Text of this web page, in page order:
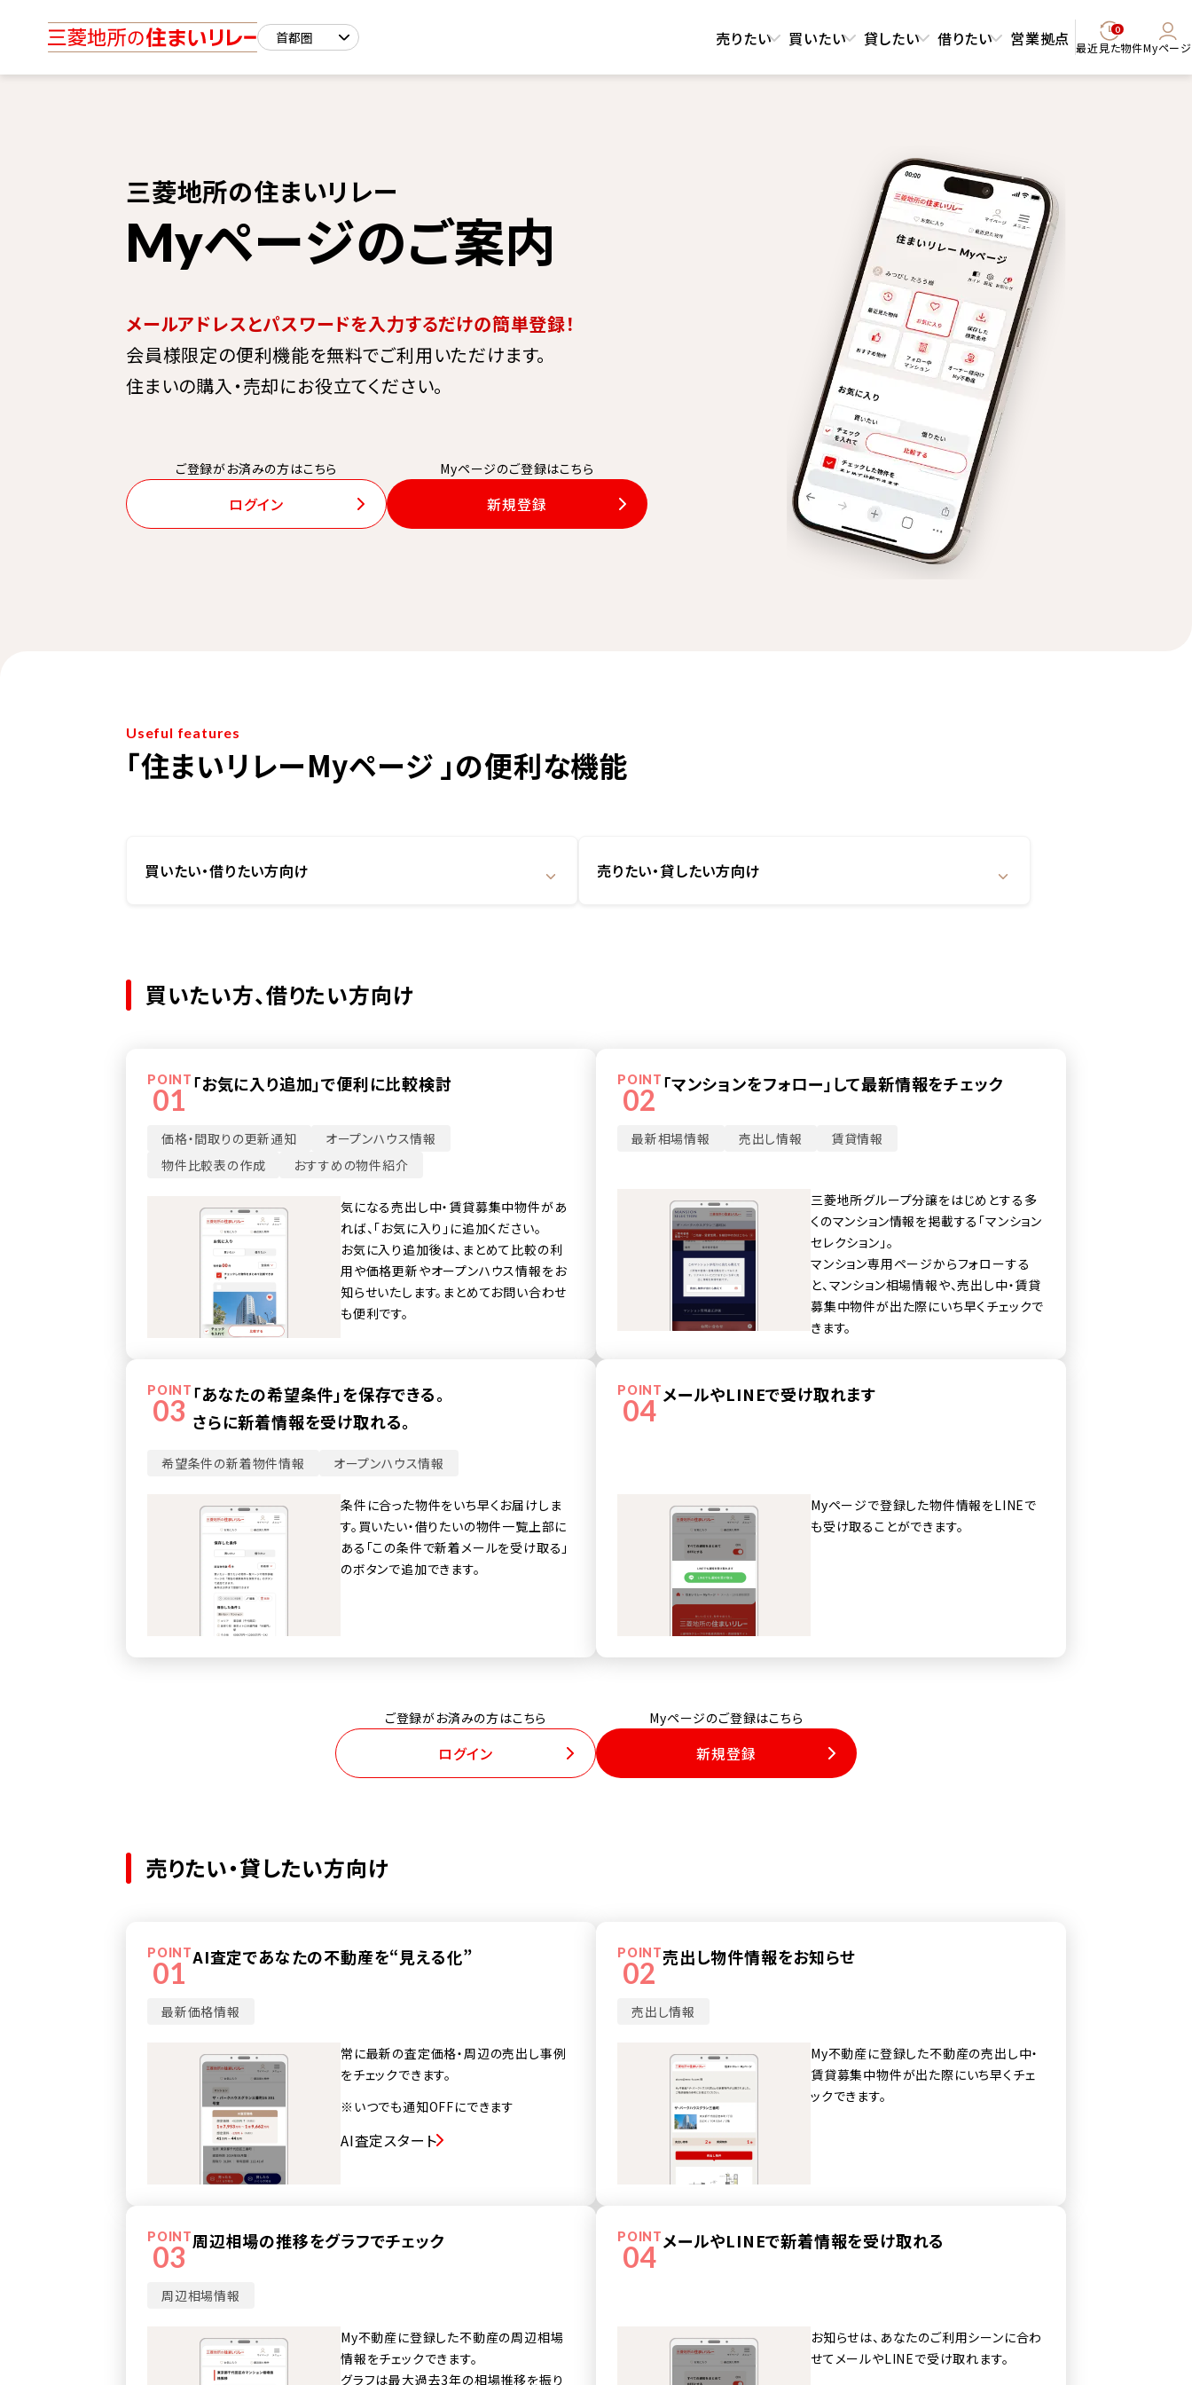
売りたい 買いたい 貸したい 借りたい 営業拠点 0
最近見た物件Myページ
三菱地所の住まいリレー
Myページのご案内
メールアドレスとパスワードを入力するだけの簡単登録！
会員様限定の便利機能を無料でご利用いただけます。
住まいの購入・売却にお役立てください。
ご登録がお済みの方はこちら
ログイン
Myページのご登録はこちら
新規登録
Useful features
「住まいリレーMyページ 」の便利な機能
買いたい・借りたい方向け 売りたい・貸したい方向け
買いたい方、借りたい方向け
POINT
01 「お気に入り追加」で便利に比較検討
価格・間取りの更新通知
オープンハウス情報
物件比較表の作成
おすすめの物件紹介
気になる売出し中・賃貸募集中物件があ
れば、「お気に入り」に追加ください。
お気に入り追加後は、まとめて比較の利
用や価格更新やオープンハウス情報をお
知らせいたします。まとめてお問い合わせ
も便利です。
POINT
02 「マンションをフォロー」して最新情報をチェック
最新相場情報 売出し情報 賃貸情報
三菱地所グループ分譲をはじめとする多
くのマンション情報を掲載する「マンション
セレクション」。
マンション専用ページからフォローする
と、マンション相場情報や、売出し中・賃貸
募集中物件が出た際にいち早くチェックで
きます。
POINT
03 「あなたの希望条件」を保存できる。
さらに新着情報を受け取れる。
希望条件の新着物件情報 オープンハウス情報
条件に合った物件をいち早くお届けしま
す。買いたい・借りたいの物件一覧上部に
ある「この条件で新着メールを受け取る」
のボタンで追加できます。
POINT
04 メールやLINEで受け取れます
Myページで登録した物件情報をLINEで
も受け取ることができます。
ご登録がお済みの方はこちら
ログイン
Myページのご登録はこちら
新規登録
売りたい・貸したい方向け
POINT
01 AI査定であなたの不動産を“見える化”
最新価格情報
常に最新の査定価格・周辺の売出し事例
をチェックできます。
※いつでも通知OFFにできます
AI査定スタート
POINT
02 売出し物件情報をお知らせ
売出し情報
My不動産に登録した不動産の売出し中・
賃貸募集中物件が出た際にいち早くチェ
ックできます。
POINT
03 周辺相場の推移をグラフでチェック
周辺相場情報
My不動産に登録した不動産の周辺相場
情報をチェックできます。
グラフは最大過去3年の相場推移を振り
POINT
04 メールやLINEで新着情報を受け取れる
お知らせは、あなたのご利用シーンに合わ
せてメールやLINEで受け取れます。